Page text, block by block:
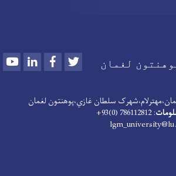
لغمان YoutubeLinkedInFacebook
سلطان غازي،پوهنتون لغمان
: 786112812 (0)93+